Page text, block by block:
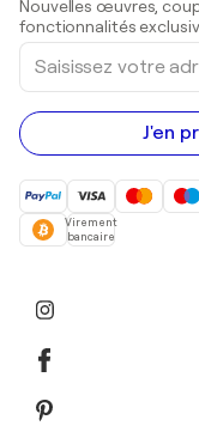
Peintures acryliques
Nouvelles œuvres,
fonctionnalités
Saisissez
votre
adresse
e-
mail
J'en
Virement
bancaire